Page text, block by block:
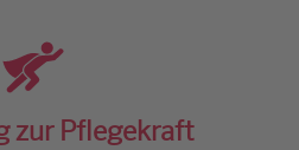
zur Pflegekraft